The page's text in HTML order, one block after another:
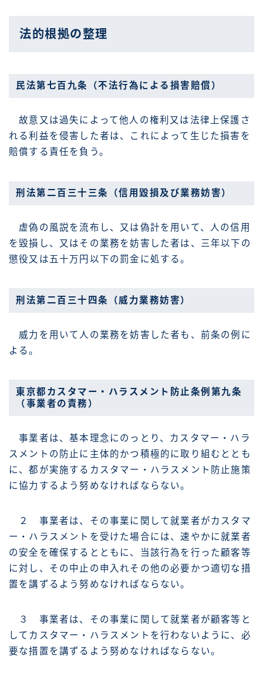
法的根拠の整理
民法第七百九条（不法行為による損害賠償）
故意又は過失によって他人の権利又は法律上保護さ
れる利益を侵害した者は、これによって生じた損害を
賠償する責任を負う。
刑法第二百三十三条（信用毀損及び業務妨害）
虚偽の風説を流布し、又は偽計を用いて、人の信用
を毀損し、又はその業務を妨害した者は、三年以下の
懲役又は五十万円以下の罰金に処する。
刑法第二百三十四条（威力業務妨害）
威力を用いて人の業務を妨害した者も、前条の例に
よる。
東京都カスタマー・ハラスメント防止条例第九条
（事業者の責務）
事業者は、基本理念にのっとり、カスタマー・ハラ
スメントの防止に主体的かつ積極的に取り組むととも
に、都が実施するカスタマー・ハラスメント防止施策
に協力するよう努めなければならない。
２ 事業者は、その事業に関して就業者がカスタマ
ー・ハラスメントを受けた場合には、速やかに就業者
の安全を確保するとともに、当該行為を行った顧客等
に対し、その中止の申入れその他の必要かつ適切な措
置を講ずるよう努めなければならない。
３ 事業者は、その事業に関して就業者が顧客等と
してカスタマー・ハラスメントを行わないように、必
要な措置を講ずるよう努めなければならない。